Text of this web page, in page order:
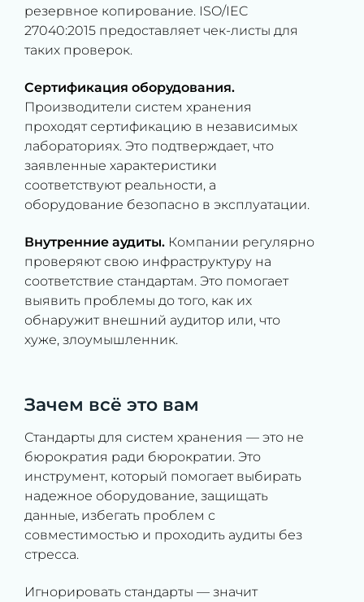
резервное копирование. ISO/IEC
27040:2015 предоставляет чек-листы для
таких проверок.
Сертификация оборудования.
Производители систем хранения
проходят сертификацию в независимых
лабораториях. Это подтверждает, что
заявленные характеристики
соответствуют реальности, а
оборудование безопасно в эксплуатации.
Внутренние аудиты. Компании регулярно
проверяют свою инфраструктуру на
соответствие стандартам. Это помогает
выявить проблемы до того, как их
обнаружит внешний аудитор или, что
хуже, злоумышленник.
Зачем всё это вам
Стандарты для систем хранения — это не
бюрократия ради бюрократии. Это
инструмент, который помогает выбирать
надежное оборудование, защищать
данные, избегать проблем с
совместимостью и проходить аудиты без
стресса.
Игнорировать стандарты — значит